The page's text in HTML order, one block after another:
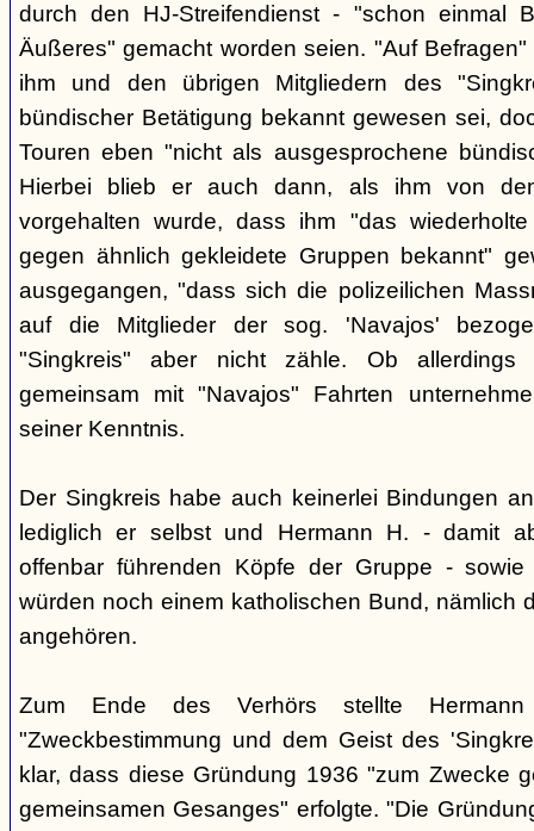
durch den HJ-Streifendienst - "schon einmal
Äußeres" gemacht worden seien. "Auf
ihm und den übrigen Mitgliedern des
bündischer Betätigung bekannt gewesen sei,
Touren eben "nicht als ausgesprochene
Hierbei blieb er auch dann, als ihm von
vorgehalten wurde, dass ihm "das
gegen ähnlich gekleidete Gruppen bekannt"
ausgegangen, "dass sich die polizeilichen
auf die Mitglieder der sog. 'Navajos'
"Singkreis" aber nicht zähle. Ob allerdings
gemeinsam mit "Navajos" Fahrten
seiner Kenntnis.
Der Singkreis habe auch keinerlei Bindungen
lediglich er selbst und Hermann H. - damit
offenbar führenden Köpfe der Gruppe -
würden noch einem katholischen Bund, nämlich
angehören.
Zum Ende des Verhörs stellte
"Zweckbestimmung und dem Geist des
klar, dass diese Gründung 1936 "zum Zwecke
gemeinsamen Gesanges" erfolgte. "Die